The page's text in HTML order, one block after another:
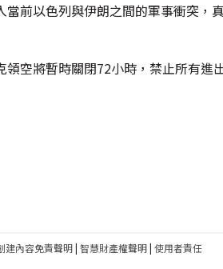
前以色列與伊朗之間的軍事衝突，
空將暫時關閉72小時，禁止所有進
建內容免責聲明| 智慧財產權聲明| 使用者責任